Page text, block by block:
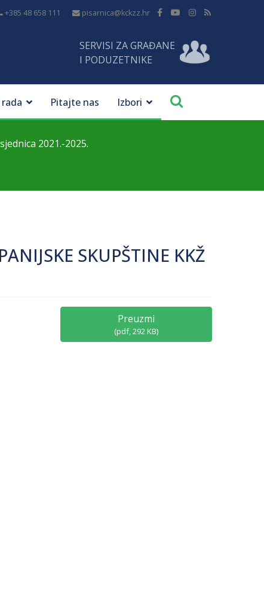
+385 48 658 111 pisarnica@kckzz.hr
SERVISI ZA GRAĐANE
I PODUZETNIKE
Pitajte nas Izbori
2021.-2025.
SKUPŠTINE KKŽ
Preuzmi
(pdf,292 KB)